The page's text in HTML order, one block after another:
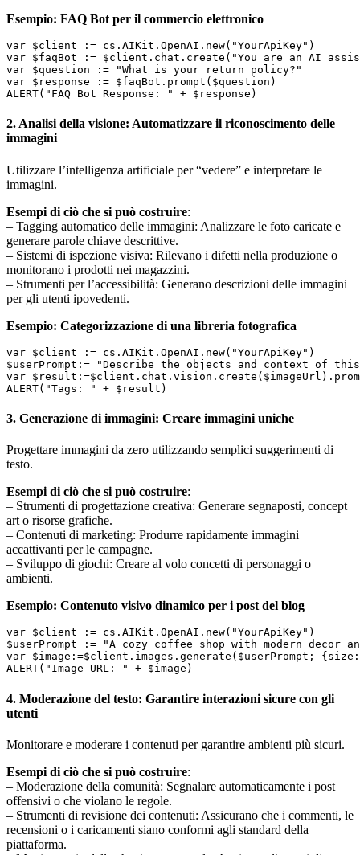
Esempio: FAQ Bot per il commercio elettronico
var $client := cs.AIKit.OpenAI.new("YourApiKey")
var $faqBot := $client.chat.create("You are an AI
var $question := "What is your return policy?"
var $response := $faqBot.prompt($question)
2. Analisi della visione: Automatizzare il riconoscimento delle
immagini
Utilizzare l’intelligenza artificiale per “vedere” e interpretare le
immagini.
Esempi di ciò che si può costruire:
– Tagging automatico delle immagini: Analizzare le foto caricate e
generare parole chiave descrittive.
– Sistemi di ispezione visiva: Rilevano i difetti nella produzione o
monitorano i prodotti nei magazzini.
– Strumenti per l’accessibilità: Generano descrizioni delle immagini
per gli utenti ipovedenti.
Esempio: Categorizzazione di una libreria fotografica
var $client := cs.AIKit.OpenAI.new("YourApiKey")
$userPrompt:= "Describe the objects and context of
var
3. Generazione di immagini: Creare immagini uniche
Progettare immagini da zero utilizzando semplici suggerimenti di
testo.
Esempi di ciò che si può costruire:
– Strumenti di progettazione creativa: Generare segnaposti, concept
art o risorse grafiche.
– Contenuti di marketing: Produrre rapidamente immagini
accattivanti per le campagne.
– Sviluppo di giochi: Creare al volo concetti di personaggi o
ambienti.
Esempio: Contenuto visivo dinamico per i post del blog
var $client := cs.AIKit.OpenAI.new("YourApiKey")
$userPrompt := "A cozy coffee shop with modern decor
var $image:=$client.images.generate($userPrompt;
ALERT("Image URL: " + $image)
4. Moderazione del testo: Garantire interazioni sicure con gli
utenti
Monitorare e moderare i contenuti per garantire ambienti più sicuri.
Esempi di ciò che si può costruire:
– Moderazione della comunità: Segnalare automaticamente i post
offensivi o che violano le regole.
– Strumenti di revisione dei contenuti: Assicurano che i commenti, le
recensioni o i caricamenti siano conformi agli standard della
piattaforma.